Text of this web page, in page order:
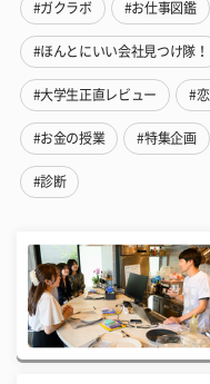
#ガクラボ #お仕事図鑑
#ほんとにいい会社見つけ隊！
#大学生正直レビュー #
#お金の授業 #特集企画
#診断